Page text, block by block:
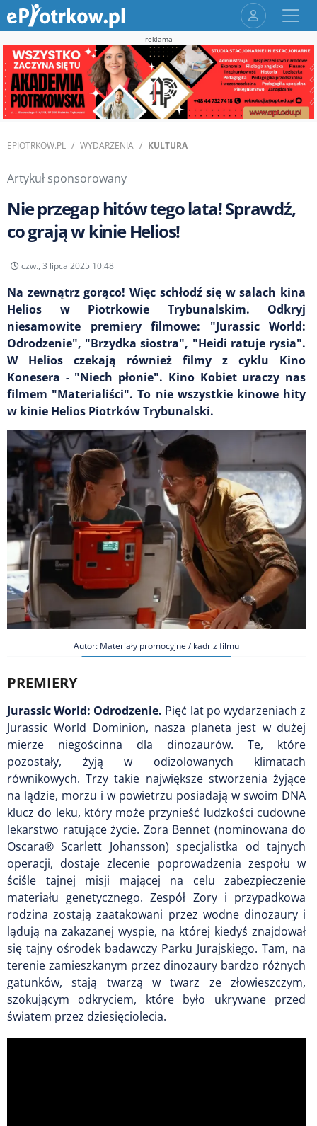
reklama
EPIOTRKOW.PL WYDARZENIA KULTURA
Artykuł sponsorowany
Nie przegap hitów tego lata! Sprawdź,
co grają w kinie Helios!
czw., 3 lipca 2025 10:48
Na zewnątrz gorąco! Więc schłodź się w salach kina
Helios w Piotrkowie Trybunalskim. Odkryj
niesamowite premiery filmowe: "Jurassic World:
Odrodzenie", "Brzydka siostra", "Heidi ratuje rysia".
W Helios czekają również filmy z cyklu Kino
Konesera - "Niech płonie". Kino Kobiet uraczy nas
filmem "Materialiści". To nie wszystkie kinowe hity
w kinie Helios Piotrków Trybunalski.
Autor: Materiały promocyjne / kadr z filmu
PREMIERY
Jurassic World: Odrodzenie. Pięć lat po wydarzeniach z
Jurassic World Dominion, nasza planeta jest w dużej
mierze niegościnna dla dinozaurów. Te, które
pozostały, żyją w odizolowanych klimatach
równikowych. Trzy takie największe stworzenia żyjące
na lądzie, morzu i w powietrzu posiadają w swoim DNA
klucz do leku, który może przynieść ludzkości cudowne
lekarstwo ratujące życie. Zora Bennet (nominowana do
Oscara® Scarlett Johansson) specjalistka od tajnych
operacji, dostaje zlecenie poprowadzenia zespołu w
ściśle tajnej misji mającej na celu zabezpieczenie
materiału genetycznego. Zespół Zory i przypadkowa
rodzina zostają zaatakowani przez wodne dinozaury i
lądują na zakazanej wyspie, na której kiedyś znajdował
się tajny ośrodek badawczy Parku Jurajskiego. Tam, na
terenie zamieszkanym przez dinozaury bardzo różnych
gatunków, stają twarzą w twarz ze złowieszczym,
szokującym odkryciem, które było ukrywane przed
światem przez dziesięciolecia.